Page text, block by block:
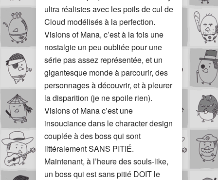
ultra réalistes avec les poils de cul de
Cloud modélisés à la perfection.
Visions of Mana, c’est à la fois une
nostalgie un peu oubliée pour une
série pas assez représentée, et un
gigantesque monde à parcourir, des
personnages à découvrir, et à pleurer
la disparition (je ne spoile rien).
Visions of Mana c’est une
insouciance dans le character design
couplée à des boss qui sont
littéralement SANS PITIÉ.
Maintenant, à l’heure des souls-like,
un boss qui est sans pitié DOIT le